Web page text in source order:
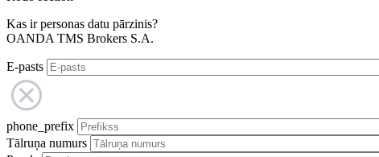
Kas ir personas datu pārzinis?
OANDA TMS Brokers S.A.
E-pasts
phone_prefix
Tālruņa numurs